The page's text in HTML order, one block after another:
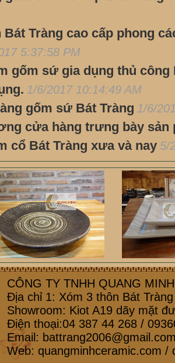
Bát Tràng cao cấp phong
5:37:58 PM
gốm sứ gia dụng thủ công
1/6/2017 10:14:49 AM
gốm sứ Bát Tràng 1/6/
cửa hàng trưng bày sản
cổ Bát Tràng xưa và nay 5/
CÔNG TY TNHH QUANG
Địa chỉ 1: Xóm 3 thôn Bát
Showroom: Kiot A19 dãy mặt
Điện thoại:04 387 44 268 /
Email:
Web: quangminhceramic.com /